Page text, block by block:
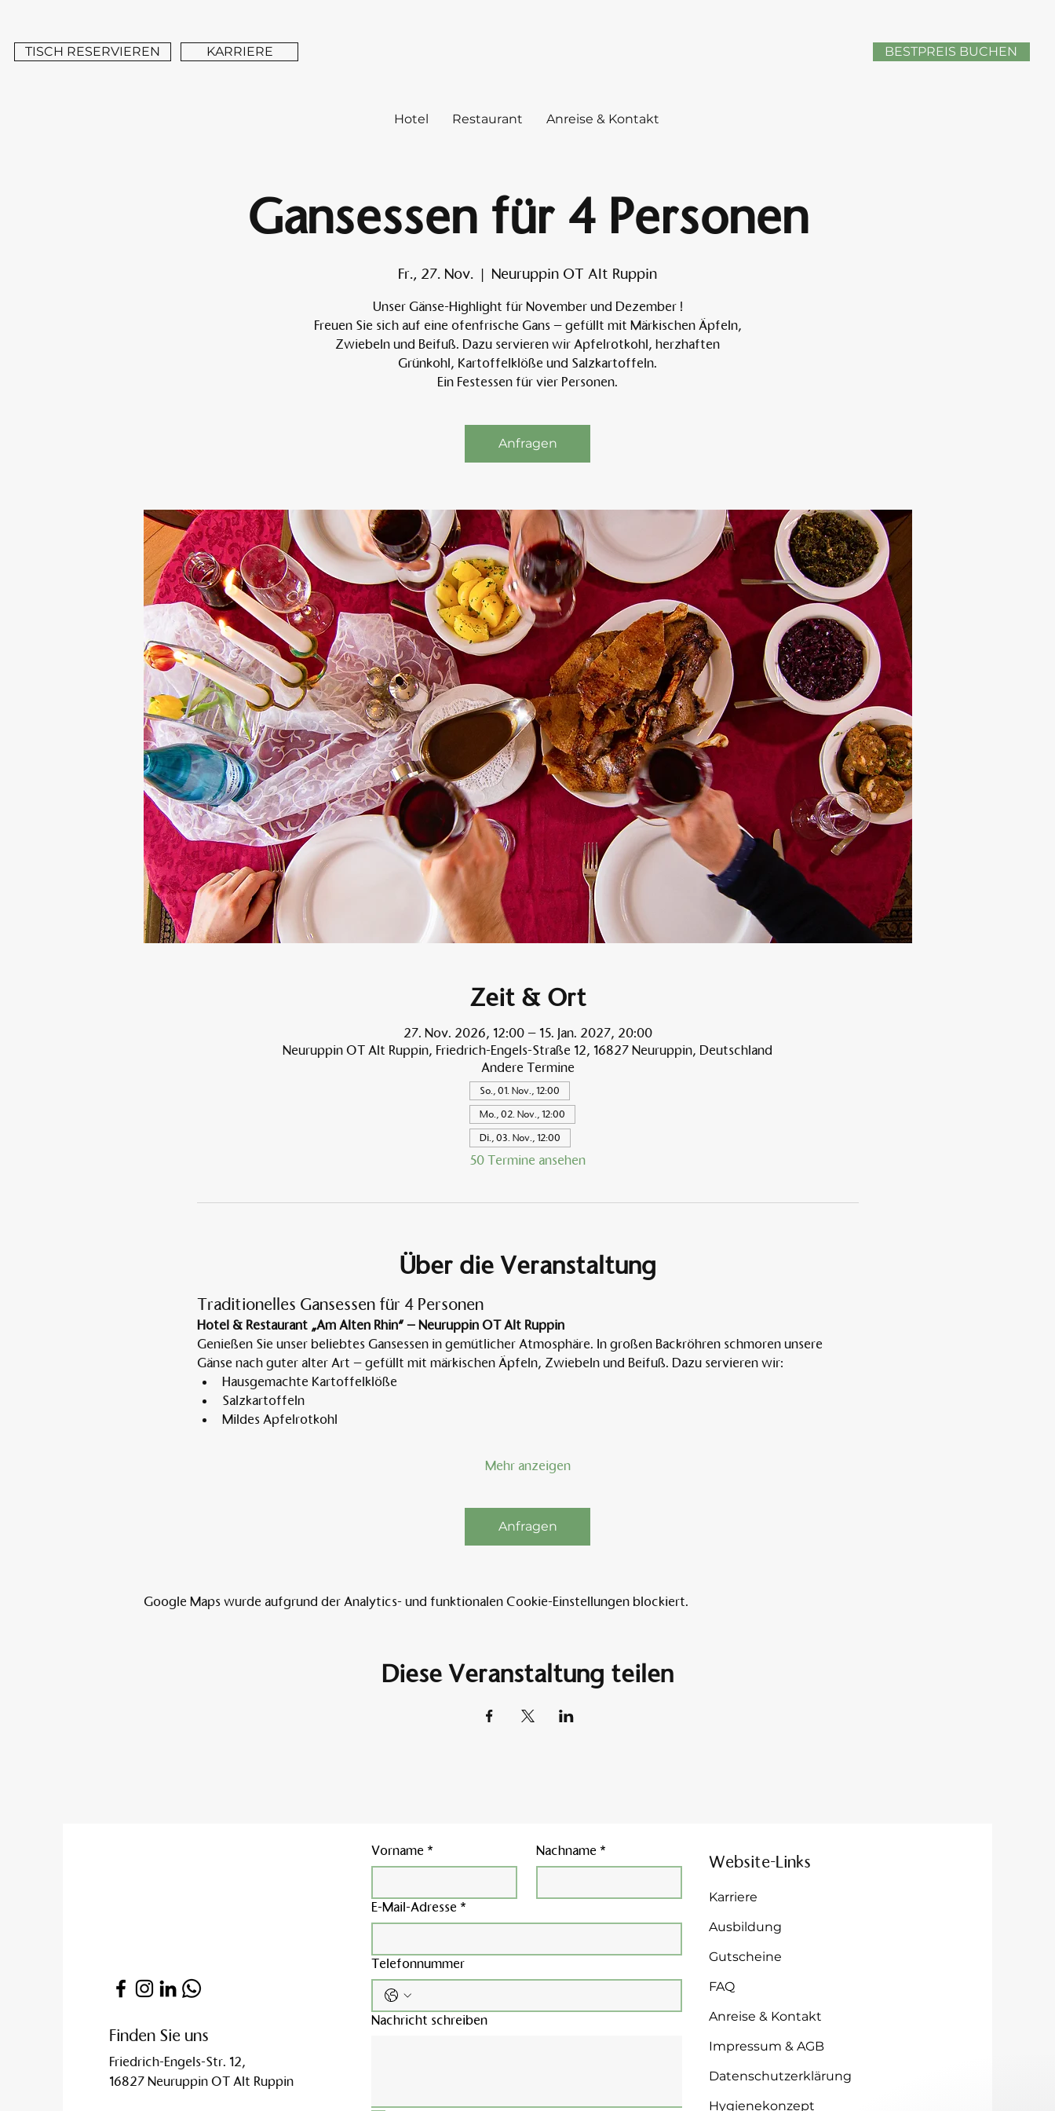
TISCH RESERVIEREN KARRIERE
Am Alten
Hotel und
BESTPREIS BUCHEN
Hotel Restaurant Anreise & Kontakt
Gansessen für 4 Personen
Fr., 27. Nov.
  |
Neuruppin OT Alt Ruppin
Unser Gänse-Highlight für November und Dezember !
Freuen Sie sich auf eine ofenfrische Gans – gefüllt mit Märkischen Äpfeln,
Zwiebeln und Beifuß. Dazu servieren wir Apfelrotkohl, herzhaften
Grünkohl, Kartoffelklöße und Salzkartoffeln.
Ein Festessen für vier Personen.
Anfragen
Zeit & Ort
27. Nov. 2026, 12:00 – 15. Jan. 2027, 20:00
Neuruppin OT Alt Ruppin, Friedrich-Engels-Straße 12, 16827 Neuruppin, Deutschland
Andere Termine
So., 01. Nov., 12:00
Mo., 02. Nov., 12:00
Di., 03. Nov., 12:00
50 Termine ansehen
Über die Veranstaltung
Traditionelles Gansessen für 4 Personen
Hotel & Restaurant „Am Alten Rhin“ – Neuruppin OT Alt Ruppin
Genießen Sie unser beliebtes Gansessen in gemütlicher Atmosphäre. In großen Backröhren schmoren unsere
Gänse nach guter alter Art – gefüllt mit märkischen Äpfeln, Zwiebeln und Beifuß. Dazu servieren wir:
Hausgemachte Kartoffelklöße
Salzkartoffeln
Mildes Apfelrotkohl
Mehr anzeigen
Anfragen
Google Maps wurde aufgrund der Analytics- und funktionalen Cookie-Einstellungen blockiert.
Diese Veranstaltung teilen
Finden Sie uns
Friedrich-Engels-Str. 12,
16827 Neuruppin OT Alt Ruppin
Vorname * Nachname *
E-Mail-Adresse *
Telefonnummer
Nachricht schreiben
Website-Links
Karriere
Ausbildung
Gutscheine
FAQ
Anreise & Kontakt
Impressum & AGB
Datenschutzerklärung
Hygienekonzept